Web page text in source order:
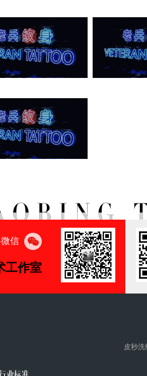
信
工作室
皮秒洗